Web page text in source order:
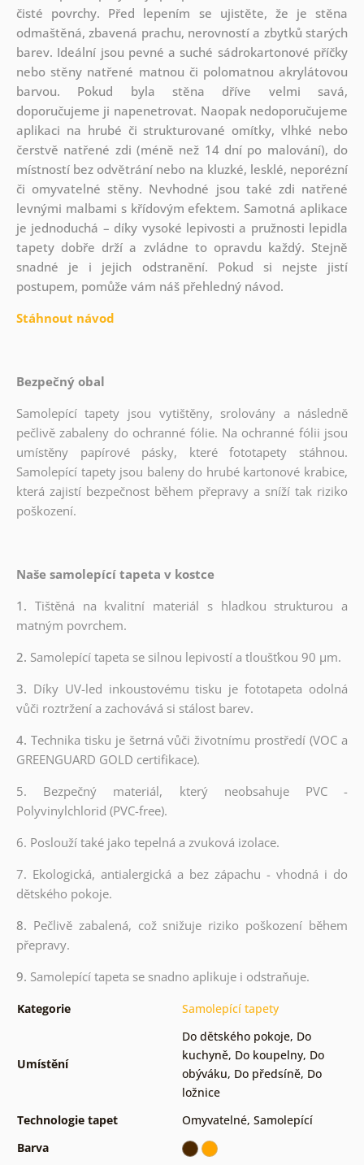
čisté povrchy. Před lepením se ujistěte, že je stěna
odmaštěná, zbavená prachu, nerovností a zbytků starých
barev. Ideální jsou pevné a suché sádrokartonové příčky
nebo stěny natřené matnou či polomatnou akrylátovou
barvou. Pokud byla stěna dříve velmi savá,
doporučujeme ji napenetrovat. Naopak nedoporučujeme
aplikaci na hrubé či strukturované omítky, vlhké nebo
čerstvě natřené zdi (méně než 14 dní po malování), do
místností bez odvětrání nebo na kluzké, lesklé, neporézní
či omyvatelné stěny. Nevhodné jsou také zdi natřené
levnými malbami s křídovým efektem. Samotná aplikace
je jednoduchá – díky vysoké lepivosti a pružnosti lepidla
tapety dobře drží a zvládne to opravdu každý. Stejně
snadné je i jejich odstranění. Pokud si nejste jistí
postupem, pomůže vám náš přehledný návod.
Stáhnout návod
Bezpečný obal
Samolepící tapety jsou vytištěny, srolovány a následně
pečlivě zabaleny do ochranné fólie. Na ochranné fólii jsou
umístěny papírové pásky, které fototapety stáhnou.
Samolepící tapety jsou baleny do hrubé kartonové krabice,
která zajistí bezpečnost během přepravy a sníží tak riziko
poškození.
Naše samolepící tapeta v kostce
1. Tištěná na kvalitní materiál s hladkou strukturou a
matným povrchem.
2. Samolepící tapeta se silnou lepivostí a tloušťkou 90 µm.
3. Díky UV-led inkoustovému tisku je fototapeta odolná
vůči roztržení a zachovává si stálost barev.
4. Technika tisku je šetrná vůči životnímu prostředí (VOC a
GREENGUARD GOLD certifikace).
5. Bezpečný materiál, který neobsahuje PVC -
Polyvinylchlorid (PVC-free).
6. Poslouží také jako tepelná a zvuková izolace.
7. Ekologická, antialergická a bez zápachu - vhodná i do
dětského pokoje.
8. Pečlivě zabalená, což snižuje riziko poškození během
přepravy.
9. Samolepící tapeta se snadno aplikuje i odstraňuje.
Kategorie Samolepící tapety
Umístění
Do dětského pokoje, Do
kuchyně, Do koupelny, Do
obýváku, Do předsíně, Do
ložnice
Technologie tapet
Omyvatelné, Samolepící
Barva